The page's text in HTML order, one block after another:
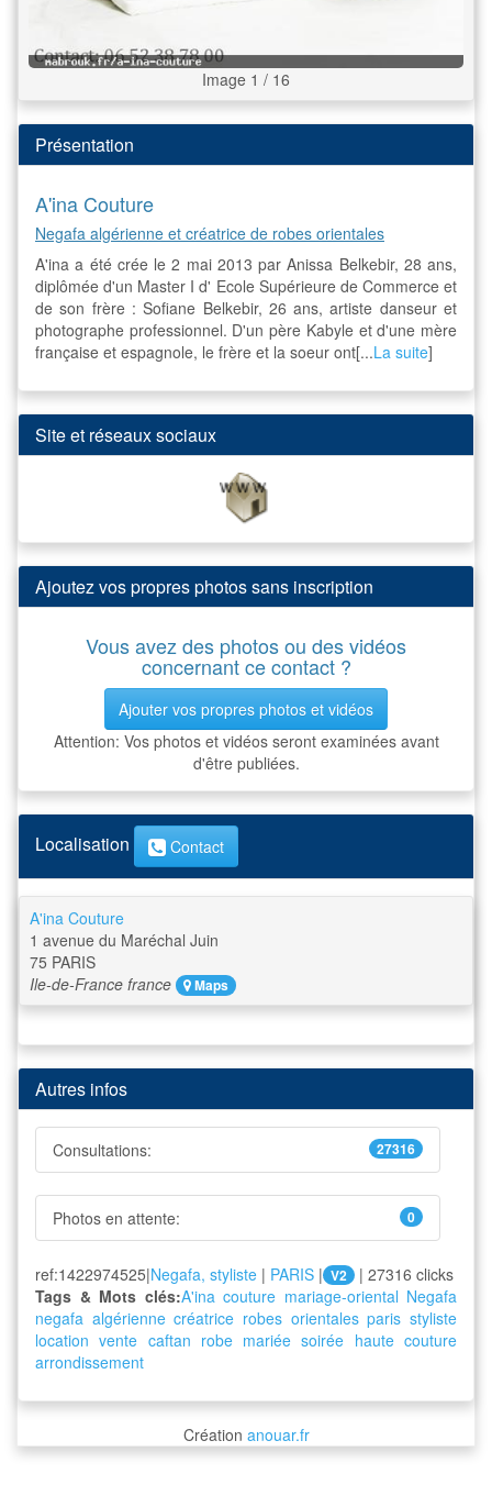
Image 1 / 16
Présentation
A'ina Couture
Negafa algérienne et créatrice de robes orientales
A'ina a été crée le 2 mai 2013 par Anissa Belkebir, 28 ans,
diplômée d'un Master I d' Ecole Supérieure de Commerce et
de son frère : Sofiane Belkebir, 26 ans, artiste danseur et
photographe professionnel. D'un père Kabyle et d'une mère
française et espagnole, le frère et la soeur ont[...La suite]
Site et réseaux sociaux
Ajoutez vos propres photos sans inscription
Vous avez des photos ou des vidéos
concernant ce contact ?
Ajouter vos propres photos et vidéos
Attention: Vos photos et vidéos seront examinées avant
d'être publiées.
Localisation Contact
A'ina Couture
1 avenue du Maréchal Juin
75 PARIS
Ile-de-France france Maps
Autres infos
Consultations: 27316
Photos en attente: 0
ref:1422974525|Negafa, styliste | PARIS | V2
| 27316 clicks
Tags & Mots clés:A'ina couture mariage-oriental Negafa
negafa algérienne créatrice robes orientales paris styliste
location vente caftan robe mariée soirée haute couture
arrondissement
Création anouar.fr